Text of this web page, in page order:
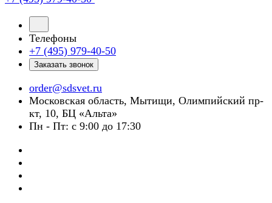
Телефоны
+7 (495) 979-40-50
Заказать звонок
order@sdsvet.ru
Московская область, Мытищи, Олимпийский пр-
кт, 10, БЦ «Альта»
Пн - Пт: с 9:00 до 17:30